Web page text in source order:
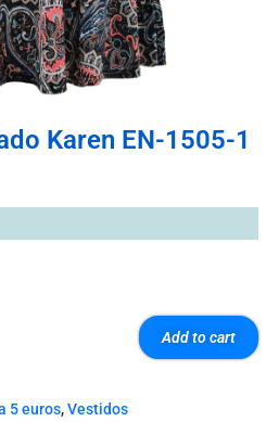
Karen EN-1505-1
Add to cart
5 euros,Vestidos